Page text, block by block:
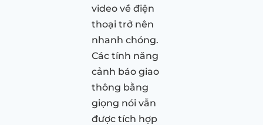
video về điện
thoại trở nên
nhanh chóng.
Các tính năng
cảnh báo giao
thông bằng
giọng nói vẫn
được tích hợp